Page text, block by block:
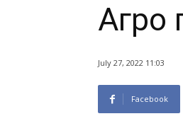
Агро
July 27, 2022 11:03
Facebook